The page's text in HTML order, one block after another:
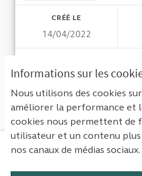
Informations sur les
Nous utilisons des cookies
améliorer la performance et
cookies nous permettent de
utilisateur et un contenu
nos canaux de médias sociaux.
CRÉÉ LE
14/04/2022
Mentions légales